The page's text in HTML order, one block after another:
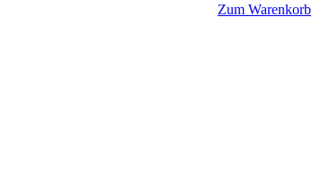
Zum Warenkorb